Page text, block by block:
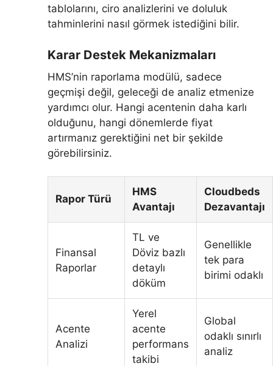
tablolarını, ciro analizlerini ve doluluk
tahminlerini nasıl görmek istediğini bilir.
Karar Destek Mekanizmaları
HMS’nin raporlama modülü, sadece
geçmişi değil, geleceği de analiz etmenize
yardımcı olur. Hangi acentenin daha karlı
olduğunu, hangi dönemlerde fiyat
artırmanız gerektiğini net bir şekilde
görebilirsiniz.
Rapor Türü
HMS
Avantajı
Cloudbeds
Dezavantajı
Finansal
Raporlar
TL ve
Döviz bazlı
detaylı
döküm
Genellikle
tek para
birimi odaklı
Acente
Analizi
Yerel
acente
performans
takibi
Global
odaklı sınırlı
analiz